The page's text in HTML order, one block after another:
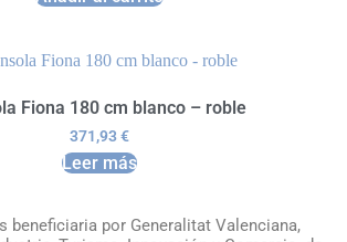
Fiona 180 cm blanco – roble
371,93€
Leer más
beneficiaria por Generalitat Valenciana,